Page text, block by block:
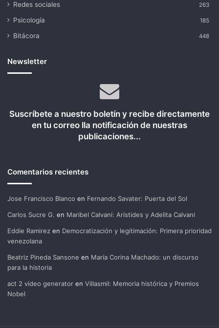
Redes sociales 263
Psicología 185
Bitácora 448
Newsletter
Suscríbete a nuestro boletín y recibe directamente
en tu correo lla notificación de nuestras
publicaciones...
Comentarios recientes
Jose Francisco Blanco en Fernando Savater: Puerta del Sol
Carlos Sucre G. en Maribel Calvani: Arístides y Adelita Calvani
Eddie Ramirez en Democratización y legitimación: Primera prioridad
venezolana
Beatriz Pineda Sansone en María Corina Machado: un discurso
para la historia
act 2 video generator en Villasmil: Memoria histórica y Premios
Nobel